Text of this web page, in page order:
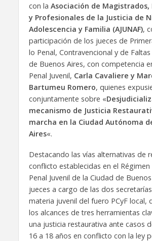
con la Asociación de Magistrados,
y Profesionales de la Justicia de
Adolescencia y Familia (AJUNAF),
participación de los jueces de
lo Penal, Contravencional y de
de Buenos Aires, con competencia
Penal Juvenil, Carla Cavaliere y
Bartumeu Romero, quienes
conjuntamente sobre «
mecanismo de Justicia
marcha en la Ciudad Autónoma
Aires«.
Destacando las vías alternativas de
conflicto establecidas en el Régimen
Penal Juvenil de la Ciudad de
jueces a cargo de las dos
materia juvenil del fuero PCyF local,
los alcances de tres herramientas
una justicia restaurativa ante casos
16 a 18 años en conflicto con la ley